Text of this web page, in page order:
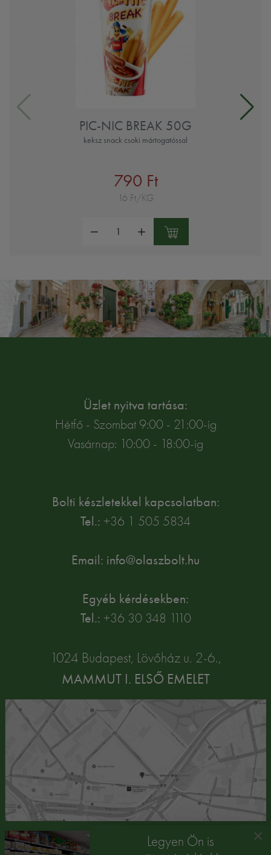
PIC-NIC BREAK 50G
keksz snack csoki mártogatóssal
790 Ft
16 Ft/KG
Üzlet nyitva tartása:
Hétfő - Szombat 9:00 - 21:00-ig
Vasárnap: 10:00 - 18:00-ig
Bolti készletekkel kapcsolatban:
Tel.: +36 1 505 5834
Email: info@olaszbolt.hu
Egyéb kérdésekben:
Tel.: +36 30 348 1110
1024 Budapest, Lövőház u. 2-6.,
MAMMUT I. ELSŐ EMELET
×
Legyen Ön is